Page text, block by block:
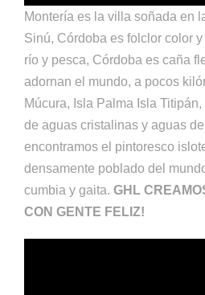
Montería es la villa soñada en
Sinú, Córdoba es folclor color
río y pesca, Córdoba es caña
adornan el mundo, a pocos
Múcura, Isla Palma Isla
de aguas cristalinas y aguas
encontramos el pintoresco
densamente poblado del
cumbia y gaita. GHL
CON GENTE FELIZ!